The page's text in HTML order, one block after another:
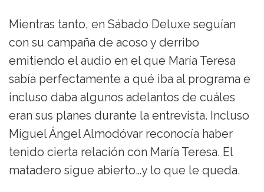
Mientras tanto, en Sábado Deluxe seguían
con su campaña de acoso y derribo
emitiendo el audio en el que María Teresa
sabía perfectamente a qué iba al programa e
incluso daba algunos adelantos de cuáles
eran sus planes durante la entrevista. Incluso
Miguel Ángel Almodóvar reconocía haber
tenido cierta relación con María Teresa. El
matadero sigue abierto…y lo que le queda.